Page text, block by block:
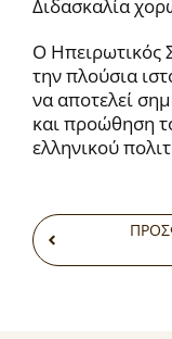
Διδασκαλία
Ο Ηπειρωτικός
την πλούσια
να αποτελεί
και προώθηση
ελληνικού